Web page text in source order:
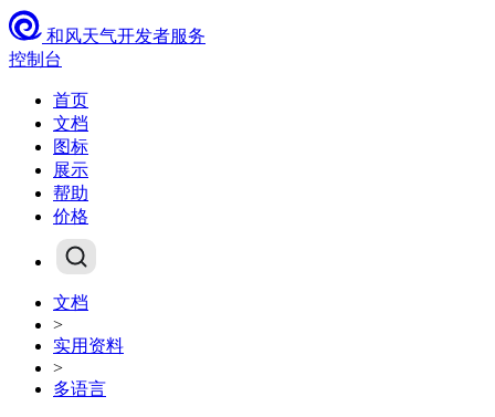
和风天气开发者服务
控制台
首页
文档
图标
展示
帮助
价格
文档
>
实用资料
>
多语言